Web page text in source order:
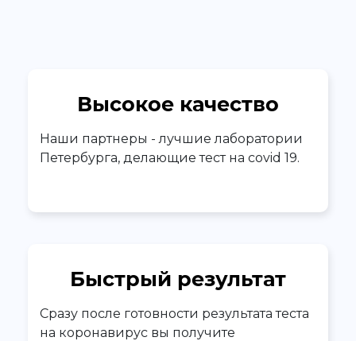
Высокое качество
Наши партнеры - лучшие лаборатории
Петербурга, делающие тест на covid 19.
Быстрый результат
Сразу после готовности результата теста
на коронавирус вы получите